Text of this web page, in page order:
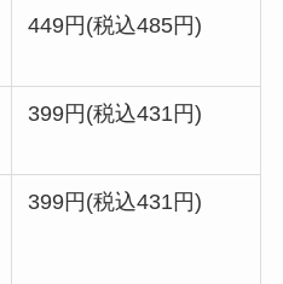
449円(税込485円)
399円(税込431円)
399円(税込431円)